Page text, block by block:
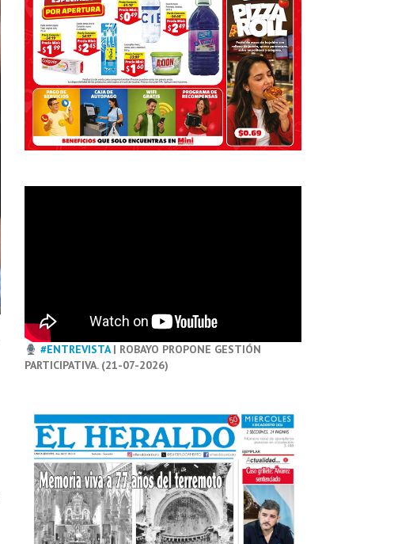
#ENTREVISTA| ROBAYO PROPONE GESTIÓN
PARTICIPATIVA. (21-07-2026)